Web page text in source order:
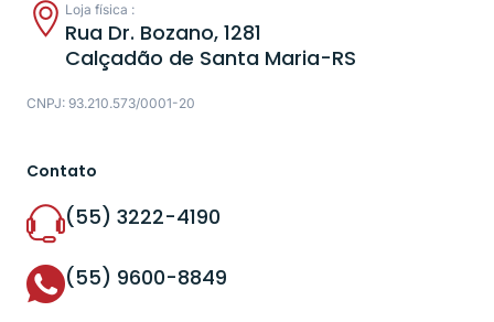
Loja física :
Rua Dr. Bozano, 1281
Calçadão de Santa Maria-RS
CNPJ: 93.210.573/0001-20
Contato
(55) 3222-4190
(55) 9600-8849